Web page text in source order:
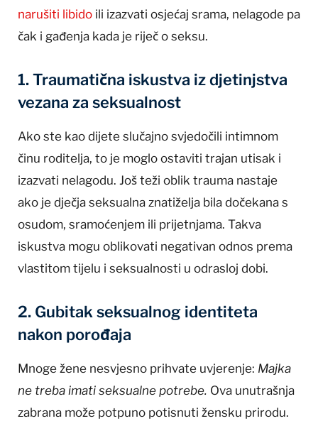
narušiti libido ili izazvati osjećaj srama, nelagode pa
čak i gađenja kada je riječ o seksu.
1. Traumatična iskustva iz djetinjstva
vezana za seksualnost
Ako ste kao dijete slučajno svjedočili intimnom
činu roditelja, to je moglo ostaviti trajan utisak i
izazvati nelagodu. Još teži oblik trauma nastaje
ako je dječja seksualna znatiželja bila dočekana s
osudom, sramoćenjem ili prijetnjama. Takva
iskustva mogu oblikovati negativan odnos prema
vlastitom tijelu i seksualnosti u odrasloj dobi.
2. Gubitak seksualnog identiteta
nakon porođaja
Mnoge žene nesvjesno prihvate uvjerenje: Majka
ne treba imati seksualne potrebe. Ova unutrašnja
zabrana može potpuno potisnuti žensku prirodu.